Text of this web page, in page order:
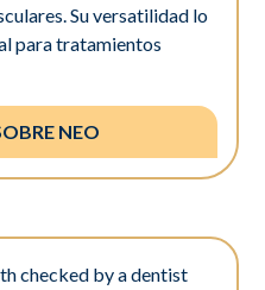
Su versatilidad lo
para tratamientos
NEO